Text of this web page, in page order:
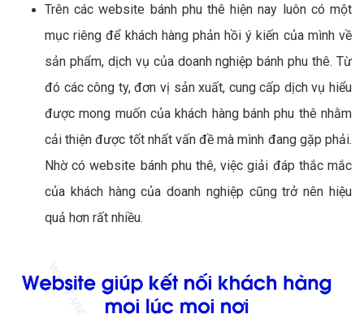
Trên các website bánh phu thê hiện nay luôn có một
mục riêng để khách hàng phản hồi ý kiến của mình về
sản phẩm, dịch vụ của doanh nghiệp bánh phu thê. Từ
đó các công ty, đơn vị sản xuất, cung cấp dịch vụ hiểu
được mong muốn của khách hàng bánh phu thê nhằm
cải thiện được tốt nhất vấn đề mà mình đang gặp phải.
Nhờ có website bánh phu thê, việc giải đáp thắc mắc
của khách hàng của doanh nghiệp cũng trở nên hiệu
quả hơn rất nhiều.